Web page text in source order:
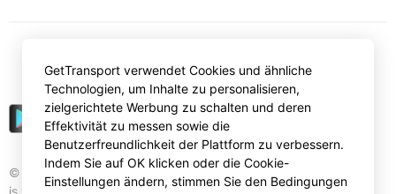
© Gettransport International Limited. GetTransport®
is trademark of Gettransport International Limited.
EURGetTransport verwendet Cookies und ähnliche
Technologien, um Inhalte zu personalisieren,
zielgerichtete Werbung zu schalten und deren
Effektivität zu messen sowie die
Benutzerfreundlichkeit der Plattform zu verbessern.
Indem Sie auf OK klicken oder die Cookie-
Einstellungen ändern, stimmen Sie den Bedingungen